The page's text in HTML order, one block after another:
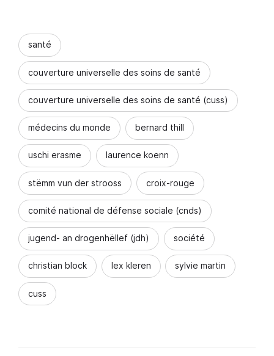
santé
couverture universelle des soins de santé
couverture universelle des soins de santé (cuss)
médecins du monde bernard thill
uschi erasme laurence koenn
stëmm vun der strooss croix-rouge
comité national de défense sociale (cnds)
jugend- an drogenhëllef (jdh) société
christian block lex kleren sylvie martin
cuss